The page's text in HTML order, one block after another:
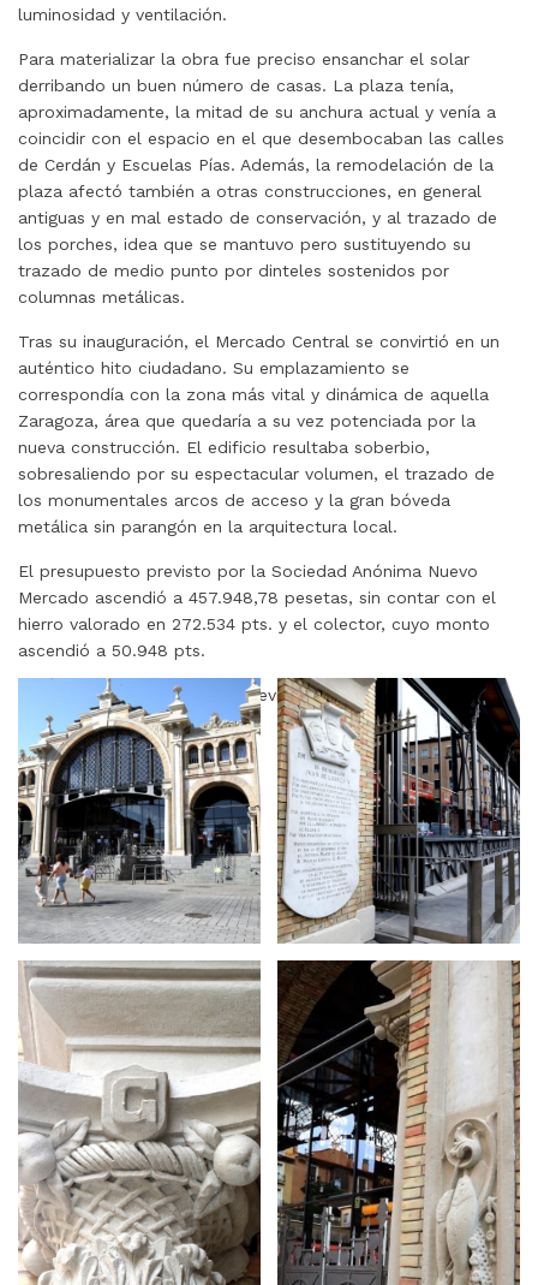
luminosidad y ventilación.
Para materializar la obra fue preciso ensanchar el solar
derribando un buen número de casas. La plaza tenía,
aproximadamente, la mitad de su anchura actual y venía a
coincidir con el espacio en el que desembocaban las calles
de Cerdán y Escuelas Pías. Además, la remodelación de la
plaza afectó también a otras construcciones, en general
antiguas y en mal estado de conservación, y al trazado de
los porches, idea que se mantuvo pero sustituyendo su
trazado de medio punto por dinteles sostenidos por
columnas metálicas.
Tras su inauguración, el Mercado Central se convirtió en un
auténtico hito ciudadano. Su emplazamiento se
correspondía con la zona más vital y dinámica de aquella
Zaragoza, área que quedaría a su vez potenciada por la
nueva construcción. El edificio resultaba soberbio,
sobresaliendo por su espectacular volumen, el trazado de
los monumentales arcos de acceso y la gran bóveda
metálica sin parangón en la arquitectura local.
El presupuesto previsto por la Sociedad Anónima Nuevo
Mercado ascendió a 457.948,78 pesetas, sin contar con el
hierro valorado en 272.534 pts. y el colector, cuyo monto
ascendió a 50.948 pts.
Textos: Alejandro Toquero. (Revista Nº 6 «Mercado Central»).